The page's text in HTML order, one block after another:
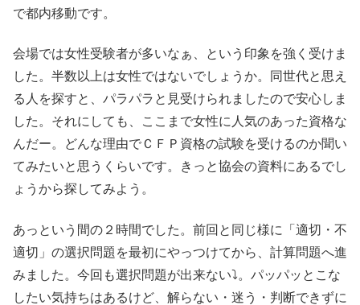
で都内移動です。
会場では女性受験者が多いなぁ、という印象を強く受けま
した。半数以上は女性ではないでしょうか。同世代と思え
る人を探すと、パラパラと見受けられましたので安心しま
した。それにしても、ここまで女性に人気のあった資格な
んだー。どんな理由でＣＦＰ資格の試験を受けるのか聞い
てみたいと思うくらいです。きっと協会の資料にあるでし
ょうから探してみよう。
あっという間の２時間でした。前回と同じ様に「適切・不
適切」の選択問題を最初にやっつけてから、計算問題へ進
みました。今回も選択問題が出来ない⤵。パッパッとこな
したい気持ちはあるけど、解らない・迷う・判断できずに